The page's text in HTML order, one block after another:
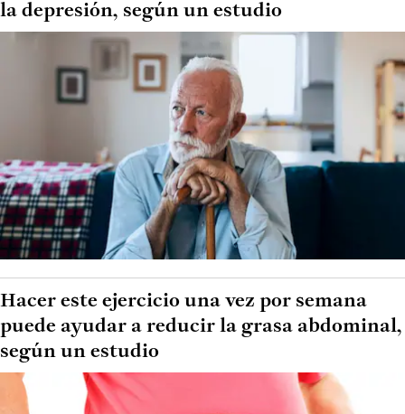
la depresión, según un estudio
Hacer este ejercicio una vez por semana
puede ayudar a reducir la grasa abdominal,
según un estudio